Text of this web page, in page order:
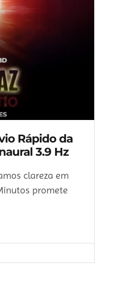
Rápido da
3.9 Hz
clareza em
promete